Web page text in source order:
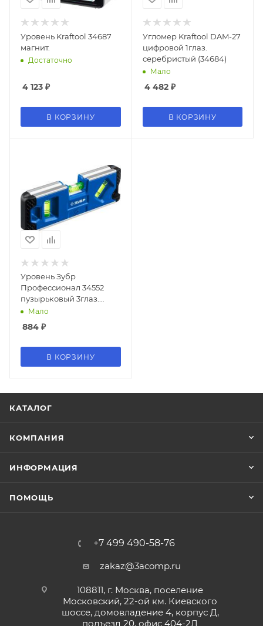
Уровень Kraftool 34687
магнит.
Достаточно
4 123 ₽
В КОРЗИНУ
Угломер Kraftool DAM-27
цифровой 1глаз.
серебристый (34684)
Мало
4 482₽
В КОРЗИНУ
Уровень Зубр
Профессионал 34552
пузырьковый 3глаз.
магнит. синий/черный
Мало
884 ₽
В КОРЗИНУ
КАТАЛОГ
КОМПАНИЯ
ИНФОРМАЦИЯ
ПОМОЩЬ
+7 499 490-58-76
zakaz@3acomp.ru
108811, г. Москва, поселение
Московский, 22-ой км. Киевского
шоссе, домовладение 4, корпус Д,
подъезд 20, офис 404-2Д